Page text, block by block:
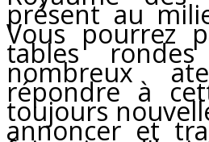
présent au
Vous pourrez
tables
nombreux
répondre à
toujours
annoncer et